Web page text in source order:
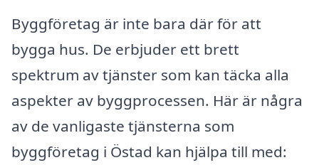
Byggföretag är inte bara där för att
bygga hus. De erbjuder ett brett
spektrum av tjänster som kan täcka alla
aspekter av byggprocessen. Här är några
av de vanligaste tjänsterna som
byggföretag i Östad kan hjälpa till med: